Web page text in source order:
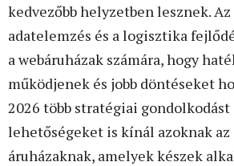
kedvezőbb helyzetben lesznek. Az
adatelemzés és a logisztika
a webáruházak számára, hogy
működjenek és jobb döntéseket
2026 több stratégiai
lehetőségeket is kínál azoknak
áruházaknak, amelyek készek